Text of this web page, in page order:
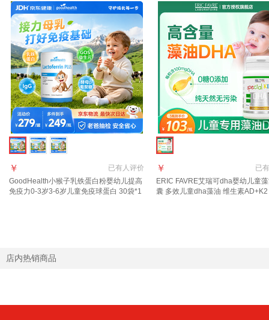
已有人评价
￥
GoodHealth小猴子乳铁蛋白粉婴幼儿提高
免疫力0-3岁3-6岁儿童免疫球蛋白 30袋*1
已有
￥
ERIC FAVRE艾瑞可dha婴幼儿童
囊 多效儿童dha藻油 维生素
店内热销商品